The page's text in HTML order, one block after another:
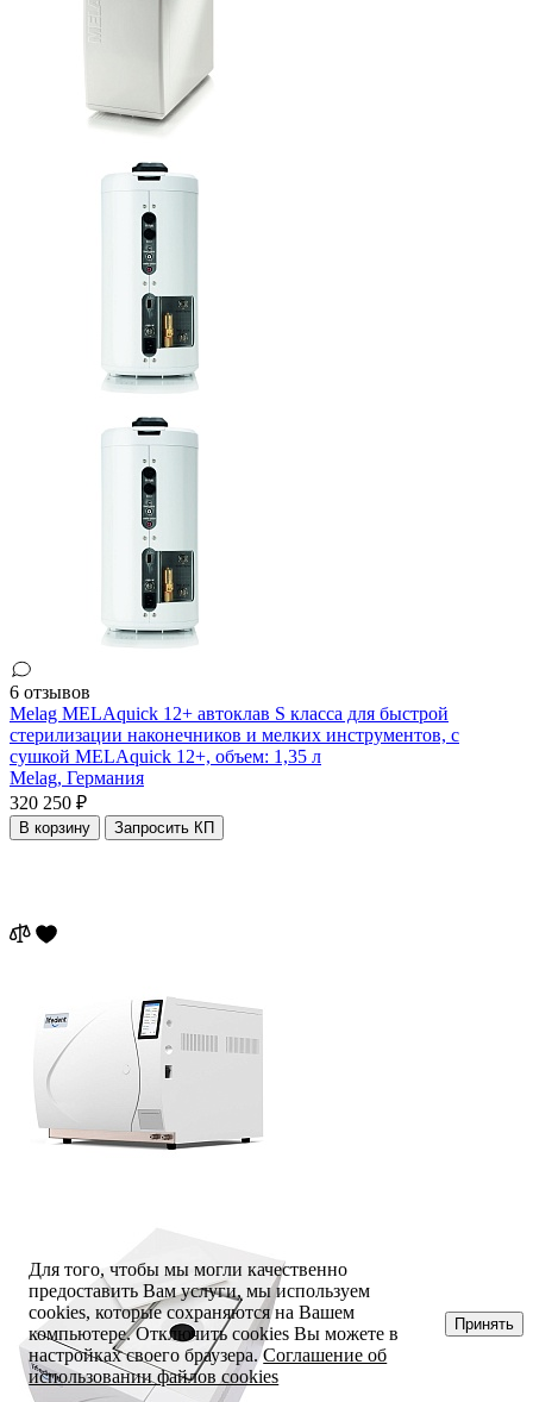
6 отзывов
Melag MELAquick 12+ автоклав S класса для быстрой
стерилизации наконечников и мелких инструментов, с
сушкой MELAquick 12+, объем: 1,35 л
Melag, Германия
320 250 ₽
В корзину Запросить КП
Для того, чтобы мы могли качественно
предоставить Вам услуги, мы используем
cookies, которые сохраняются на Вашем
компьютере. Отключить cookies Вы можете в
настройках своего браузера.Соглашение об
использовании файлов cookies
Принять